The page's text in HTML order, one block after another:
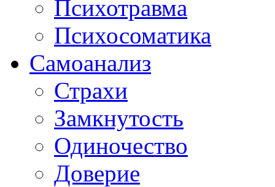
Психотравма
Психосоматика
Самоанализ
Страхи
Замкнутость
Одиночество
Доверие